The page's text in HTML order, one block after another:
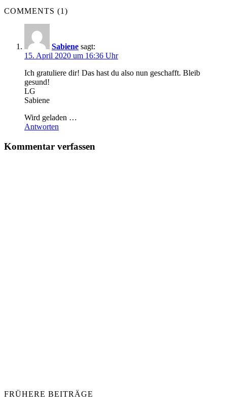
COMMENTS (1)
Sabiene sagt:
15. April 2020 um 16:36 Uhr
Ich gratuliere dir! Das hast du also nun geschafft. Bleib
gesund!
LG
Sabiene
Wird geladen …
Antworten
Kommentar verfassen
FRÜHERE BEITRÄGE